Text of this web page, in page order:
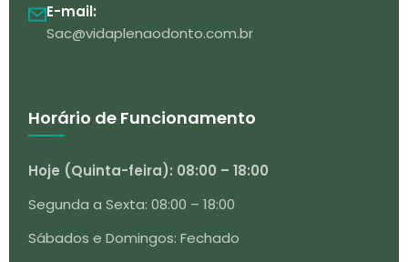
E-mail:
Sac@vidaplenaodonto.com.br
Horário de Funcionamento
Hoje (Quinta-feira): 08:00 – 18:00
Segunda a Sexta: 08:00 – 18:00
Sábados e Domingos: Fechado